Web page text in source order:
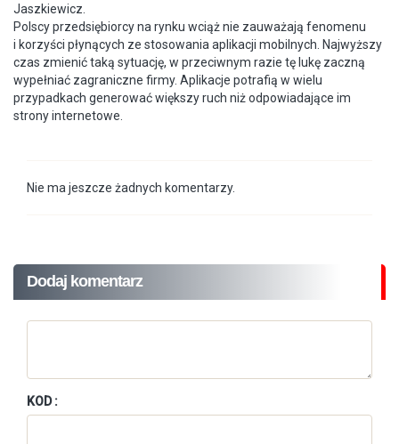
Jaszkiewicz.
Polscy przedsiębiorcy na rynku wciąż nie zauważają fenomenu
i korzyści płynących ze stosowania aplikacji mobilnych. Najwyższy
czas zmienić taką sytuację, w przeciwnym razie tę lukę zaczną
wypełniać zagraniczne firmy. Aplikacje potrafią w wielu
przypadkach generować większy ruch niż odpowiadające im
strony internetowe.
Nie ma jeszcze żadnych komentarzy.
Dodaj komentarz
KOD :